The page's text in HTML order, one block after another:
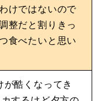
けではないので
整だと割りきっ
食べたいと思い
酷くなってき